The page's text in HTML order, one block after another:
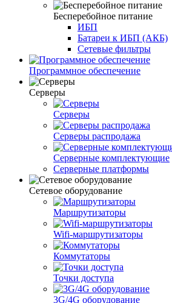
Бесперебойное питание
ИБП
Батареи к ИБП (АКБ)
Сетевые фильтры
Программное обеспечение
Серверы
Серверы
Серверы распродажа
Серверные комплектующие
Серверные платформы
Сетевое оборудование
Маршрутизаторы
Wifi-маршрутизаторы
Коммутаторы
Точки доступа
3G/4G оборудование